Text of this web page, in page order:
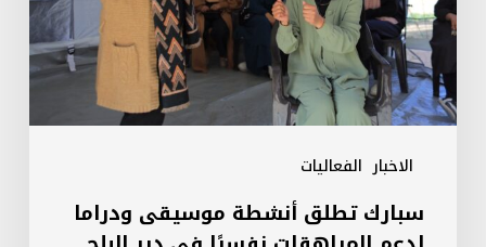
الاخبار الفعاليات
لدعم
المراهقات
نفسيًا
في
البلح
ضمن
سبارك تطلق أنشطة موسيقى ودراما